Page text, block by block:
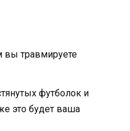
вы травмируете
футболок и
это будет ваша